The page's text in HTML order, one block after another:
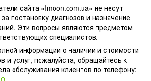
сайта «Imoon.com.ua» не несут
постановку диагнозов и назначение
Эти вопросы являются предметом
специалистов.
информации о наличии и стоимости
и услуг, пожалуйста, обращайтесь к
обслуживания клиентов по телефону: